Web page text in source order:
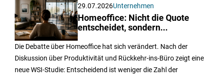
29.07.2026Unternehmen
Homeoffice: Nicht die Quote
entscheidet, sondern...
Die Debatte über Homeoffice hat sich verändert. Nach der
Diskussion über Produktivität und Rückkehr-ins-Büro zeigt eine
neue WSI-Studie: Entscheidend ist weniger die Zahl der